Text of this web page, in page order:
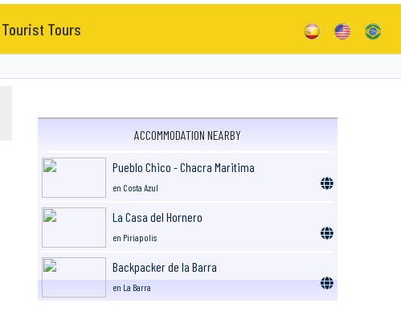
Tourist Tours
ACCOMMODATION NEARBY
Pueblo Chico - Chacra Maritima
en Costa Azul
La Casa del Hornero
en Piriapolis
Backpacker de la Barra
en La Barra